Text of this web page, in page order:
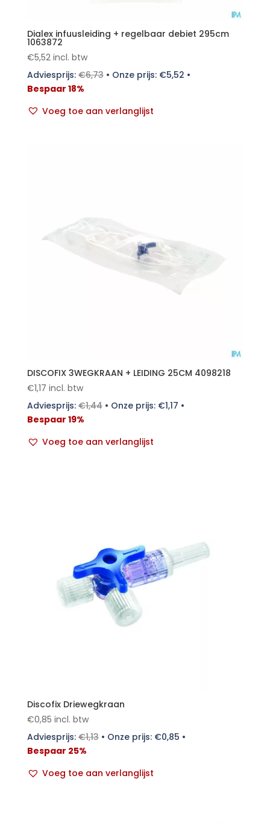
Dialex infuusleiding + regelbaar debiet 295cm
1063872
€5,52 incl. btw
Adviesprijs:€6,73• Onze prijs: €5,52 •
Bespaar 18%
Voeg toe aan verlanglijst
DISCOFIX 3WEGKRAAN + LEIDING 25CM 4098218
€1,17 incl. btw
Adviesprijs:€1,44• Onze prijs: €1,17 •
Bespaar 19%
Voeg toe aan verlanglijst
Discofix Driewegkraan
€0,85 incl. btw
Adviesprijs:€1,13• Onze prijs: €0,85 •
Bespaar 25%
Voeg toe aan verlanglijst